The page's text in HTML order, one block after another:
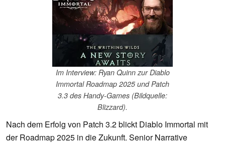
Im Interview: Ryan Quinn zur Diablo
Immortal Roadmap 2025 und Patch
3.3 des Handy-Games (Bildquelle:
Blizzard).
Nach dem Erfolg von Patch 3.2 blickt Diablo Immortal mit
der Roadmap 2025 in die Zukunft. Senior Narrative